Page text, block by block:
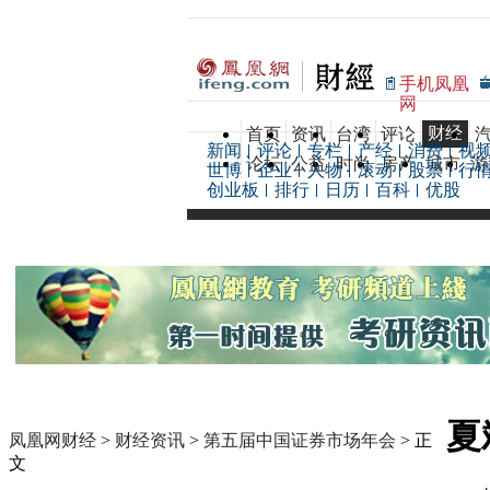
手机凤凰
网
首页 资讯 台湾 评论 财经
论坛 公益 时尚 房产 城市
新闻 评论 专栏 产经 消费
视
世博
企业 人物 滚动 股票
行
创业板
排行 日历 百科 优股
凤凰网财经 > 财经资讯 > 第五届中国证券市场年会 > 正
文
夏